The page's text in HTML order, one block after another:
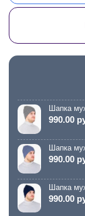
Шапка
990.00
Шапка
990.00
Шапка
990.00